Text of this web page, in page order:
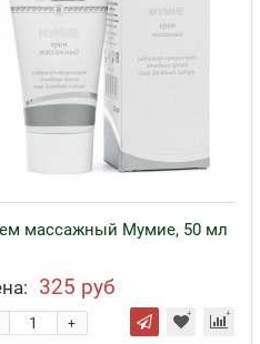
массажный Мумие, 50 мл
325 руб
+